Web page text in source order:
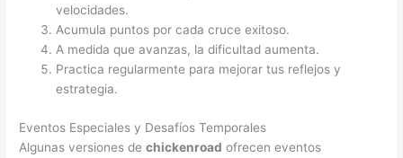
velocidades.
Acumula puntos por cada cruce exitoso.
A medida que avanzas, la dificultad aumenta.
Practica regularmente para mejorar tus reflejos y
estrategia.
Eventos Especiales y Desafíos Temporales
Algunas versiones dechickenroad ofrecen eventos